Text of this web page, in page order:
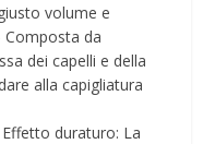
volume e
Composta da
dei capelli e della
alla capigliatura
duraturo: La